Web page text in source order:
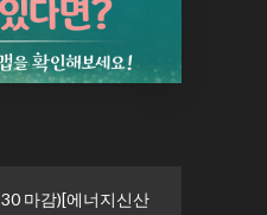
마감)[에너지신산